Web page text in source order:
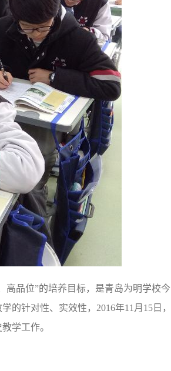
品位”的培养目标，是青岛为明学校今
的针对性、实效性，2016年11月15日，
学工作。